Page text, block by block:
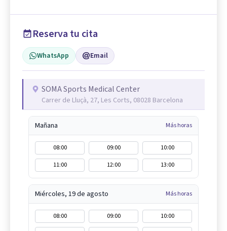
Reserva tu cita
WhatsApp Email
SOMA Sports Medical Center
Carrer de Lluçà, 27, Les Corts, 08028 Barcelona
Mañana Más horas
08:00 09:00
10:00
11:00
12:00 13:00
Miércoles, 19 de agosto Más horas
08:00 09:00
10:00